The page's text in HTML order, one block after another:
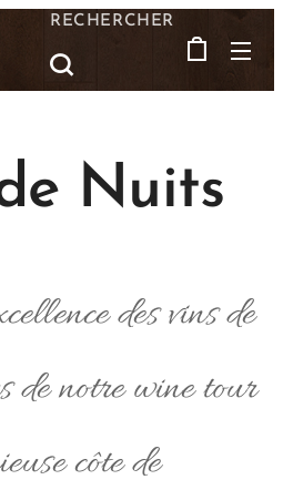
RECHERCHER
Nuits
des vins de
de notre wine tour
côte de